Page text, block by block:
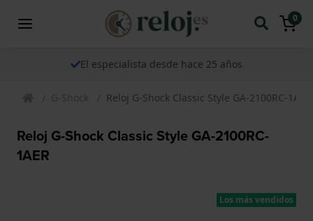
0
El especialista desde hace 25 años
G-Shock Reloj G-Shock Classic Style GA-2100RC-1AER
Reloj G-Shock Classic Style GA-2100RC-
1AER
Los más vendidos